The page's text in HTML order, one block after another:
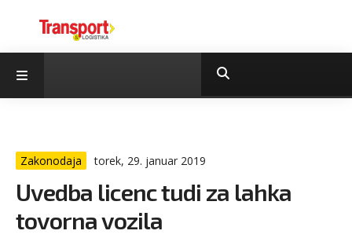
Zakonodaja torek, 29. januar 2019
Uvedba licenc tudi za lahka
tovorna vozila